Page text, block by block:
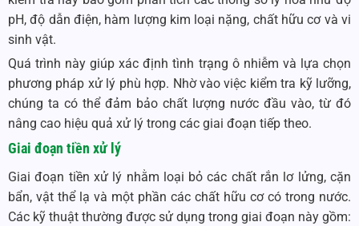
pH, độ dẫn điện, hàm lượng kim loại nặng, chất hữu cơ và vi
sinh vật.
Quá trình này giúp xác định tình trạng ô nhiễm và lựa chọn
phương pháp xử lý phù hợp. Nhờ vào việc kiểm tra kỹ lưỡng,
chúng ta có thể đảm bảo chất lượng nước đầu vào, từ đó
nâng cao hiệu quả xử lý trong các giai đoạn tiếp theo.
Giai đoạn tiền xử lý
Giai đoạn tiền xử lý nhằm loại bỏ các chất rắn lơ lửng, cặn
bẩn, vật thể lạ và một phần các chất hữu cơ có trong nước.
Các kỹ thuật thường được sử dụng trong giai đoạn này gồm: